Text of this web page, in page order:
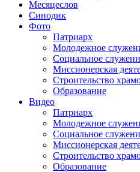
Месяцеслов
Синодик
Фото
Патриарх
Молодежное
Социальное
Миссионерская
Строительство
Образование
Видео
Патриарх
Молодежное
Социальное
Миссионерская
Строительство
Образование